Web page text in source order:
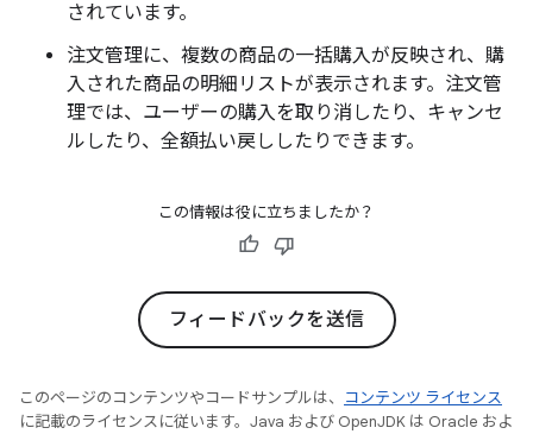
されています。
注文管理に、複数の商品の一括購入が反映され、購
入された商品の明細リストが表示されます。注文管
理では、ユーザーの購入を取り消したり、キャンセ
ルしたり、全額払い戻ししたりできます。
この情報は役に立ちましたか？
フィードバックを送信
このページのコンテンツやコードサンプルは、
コンテンツ ライセンス
に記載のライセンスに従います。Java および OpenJDK は Oracle およ